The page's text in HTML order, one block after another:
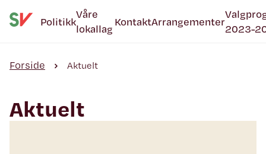
Politikk
Våre
lokallag
KontaktArrangementer
2023-
Forside Aktuelt
Aktuelt